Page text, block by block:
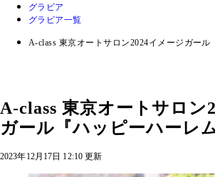
グラビア
グラビア一覧
A-class 東京オートサロン2024イメージガー
A-class 東京オートサロン
ガール『ハッピーハーレ
2023年12月17日 12:10 更新